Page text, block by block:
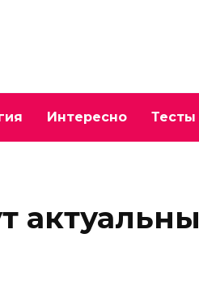
Интересно Тесты
актуальны